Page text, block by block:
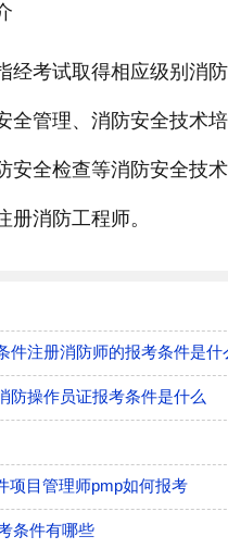
经考试取得相应级别消
全管理、消防安全技术
安全检查等消防安全技
册消防工程师。
件注册消防师的报考条件是什
防操作员证报考条件是什么
项目管理师pmp如何报考
条件有哪些